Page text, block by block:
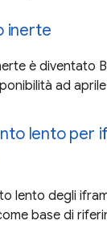
inerte
è diventato
ad
lento per
lento degli
base di